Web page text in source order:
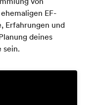
EF-
Erfahrungen und
deines